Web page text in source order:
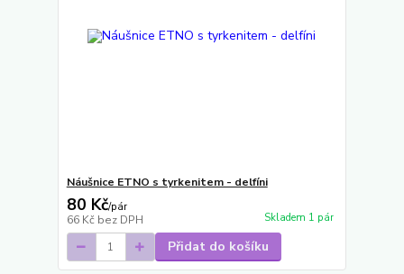
Náušnice ETNO s tyrkenitem - delfíni
80 Kč/pár
66 Kč bez DPH Skladem 1 pár
Přidat do košíku